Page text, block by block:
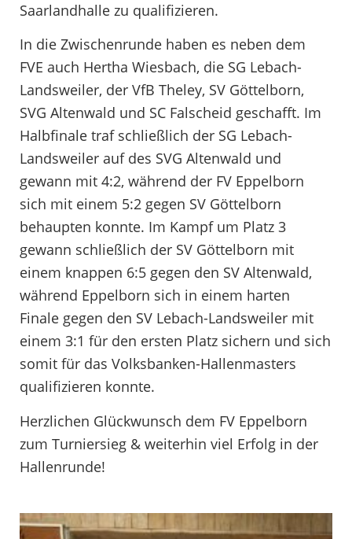
Saarlandhalle zu qualifizieren.
In die Zwischenrunde haben es neben dem
FVE auch Hertha Wiesbach, die SG Lebach-
Landsweiler, der VfB Theley, SV Göttelborn,
SVG Altenwald und SC Falscheid geschafft. Im
Halbfinale traf schließlich der SG Lebach-
Landsweiler auf des SVG Altenwald und
gewann mit 4:2, während der FV Eppelborn
sich mit einem 5:2 gegen SV Göttelborn
behaupten konnte. Im Kampf um Platz 3
gewann schließlich der SV Göttelborn mit
einem knappen 6:5 gegen den SV Altenwald,
während Eppelborn sich in einem harten
Finale gegen den SV Lebach-Landsweiler mit
einem 3:1 für den ersten Platz sichern und sich
somit für das Volksbanken-Hallenmasters
qualifizieren konnte.
Herzlichen Glückwunsch dem FV Eppelborn
zum Turniersieg & weiterhin viel Erfolg in der
Hallenrunde!